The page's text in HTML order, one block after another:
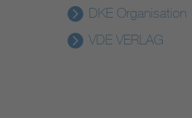
DKE Organisation
VDE VERLAG